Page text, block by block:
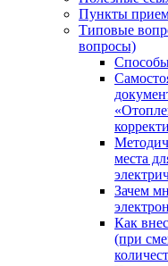
Пункты
Типовые
вопросы)
корректи
места
Зачем
Как
(при